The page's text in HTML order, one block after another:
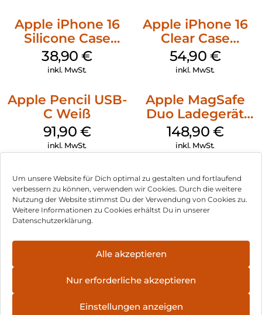
Um unsere Website für Dich optimal zu gestalten und fortlaufend
verbessern zu können, verwenden wir Cookies. Durch die weitere
Nutzung der Website stimmst Du der Verwendung von Cookies zu.
Weitere Informationen zu Cookies erhältst Du in unserer
Datenschutzerklärung.
Alle akzeptieren
Nur erforderliche akzeptieren
Einstellungen anzeigen
Apple iPhone 16
Silicone Case
MagSafe
Ultramarine
38,90€
inkl. MwSt.
Apple iPhone 16
Clear Case
MagSafe
Transparent
54,90 €
inkl. MwSt.
Apple Pencil USB-
C Weiß
91,90 €
inkl. MwSt.
Apple MagSafe
Duo Ladegerät
Weiß
148,90 €
inkl. MwSt.
Impressum
Hinweis zur Batterieentsorgung